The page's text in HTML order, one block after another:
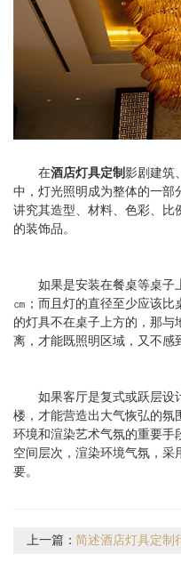
在酒店灯具定制 影剧建筑
中，灯光照明成为整体的一部
讲究其造型、材料、色彩、比
的装饰品。
如果是安装在餐桌等桌子
㎝；而且灯的直径至少应该比
的灯具不在桌子上方的，那与
离，才能既照明区域，又不感
如果客厅是复式或跃层设
楼，才能营造出大气恢弘的氛
环境和渲染艺术气氛的重要手
空间层次，渲染环境气氛，
要。
上一篇：简述酒店灯具定制